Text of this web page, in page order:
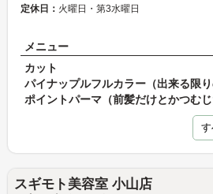
定休日： 火曜日・第3水曜日
メニュー
カット
スギモト美容室 小山店